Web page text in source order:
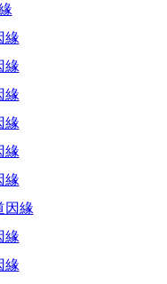
緣
緣
緣
緣
緣
緣
因緣
緣
緣